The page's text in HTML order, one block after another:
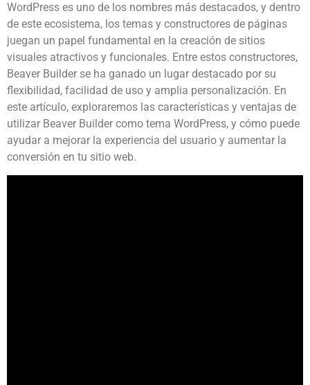
WordPress es uno de los nombres más destacados, y dentro
de este ecosistema, los temas y constructores de páginas
juegan un papel fundamental en la creación de sitios
visuales atractivos y funcionales. Entre estos constructores,
Beaver Builder se ha ganado un lugar destacado por su
flexibilidad, facilidad de uso y amplia personalización. En
este artículo, exploraremos las características y ventajas de
utilizar Beaver Builder como tema WordPress, y cómo puede
ayudar a mejorar la experiencia del usuario y aumentar la
conversión en tu sitio web.